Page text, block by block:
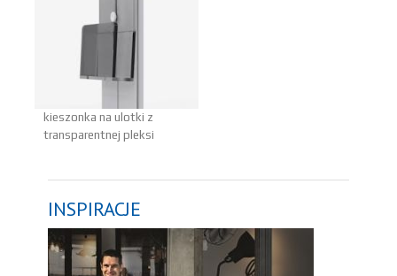
kieszonka na ulotki z
transparentnej pleksi
INSPIRACJE